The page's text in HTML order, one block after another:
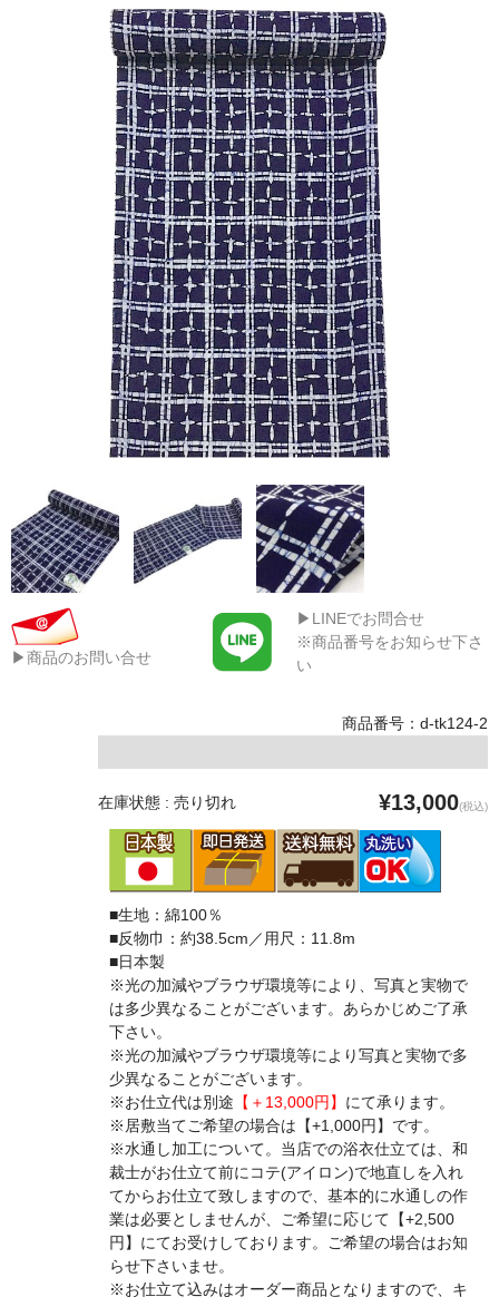
▶商品のお問い合せ
▶LINEでお問合せ
※商品番号をお知らせ下さ
い
商品番号：d-tk124-2
在庫状態 : 売り切れ ¥13,000(税込)
■生地：綿100％
■反物巾：約38.5cm／用尺：11.8m
■日本製
※光の加減やブラウザ環境等により、写真と実物で
は多少異なることがございます。あらかじめご了承
下さい。
※光の加減やブラウザ環境等により写真と実物で多
少異なることがございます。
※お仕立代は別途 【＋13,000円】 にて承ります。
※居敷当てご希望の場合は【+1,000円】です。
※水通し加工について。当店での浴衣仕立ては、和
裁士がお仕立て前にコテ(アイロン)で地直しを入れ
てからお仕立て致しますので、基本的に水通しの作
業は必要としませんが、ご希望に応じて【+2,500
円】にてお受けしております。ご希望の場合はお知
らせ下さいませ。
※お仕立て込みはオーダー商品となりますので、キ